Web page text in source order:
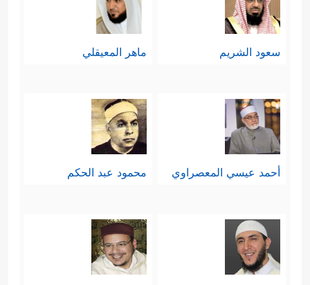
سعود الشريم ماهر المعيقلي
أحمد عيسي المعصراوي محمود عبد الحكم